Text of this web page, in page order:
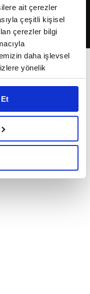
ait çerezler
çeşitli kişisel
çerezler bilgi
daha işlevsel
yönelik
amaçlarıyla
vasıtasıyla
bilgi için
Bilgilendirme